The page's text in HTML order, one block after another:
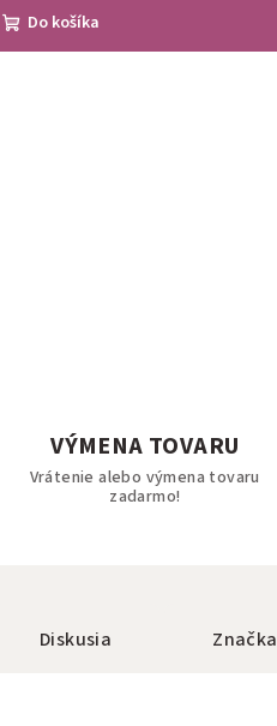
Do košíka
VÝMENA TOVARU
Vrátenie alebo výmena tovaru
zadarmo!
Diskusia Značka